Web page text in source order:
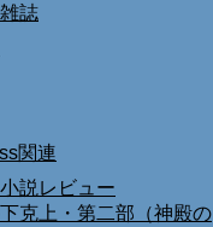
誌
関連
説レビュー
克上・第二部（神殿の